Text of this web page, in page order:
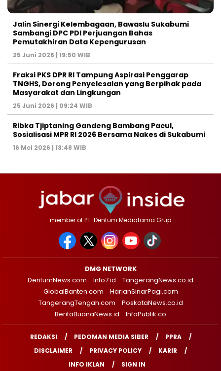
Jalin Sinergi Kelembagaan, Bawaslu Sukabumi
Sambangi DPC PDI Perjuangan Bahas
Pemutakhiran Data Kepengurusan
25 Juni 2026 | 19:50 WIB
‎Fraksi PKS DPR RI Tampung Aspirasi Penggarap
TNGHS, Dorong Penyelesaian yang Berpihak pada
Masyarakat dan Lingkungan‎
25 Juni 2026 | 09:24 WIB
Ribka Tjiptaning Gandeng Bambang Pacul,
Sosialisasi MPR RI 2026 Bersama Nakes di Sukabumi
16 Mei 2026 | 13:48 WIB
member of PT. Dentum Mediatama Grup
DMG NETWORK
DentumNews.com
Info7.id
TangerangNews.co.id
GlobalBanten.com
HarianSinarPagi.com
TangerangTengah.com
PoskotaNews.co.id
BeritaBuanaNews.id
InfoPublik.co
REDAKSI PEDOMAN MEDIA SIBER
PPRA
DISCLAIMER
PRIVACY POLICY
KARIR
INFO IKLAN
SIGN IN